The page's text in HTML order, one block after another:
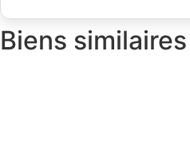
Biens similaires